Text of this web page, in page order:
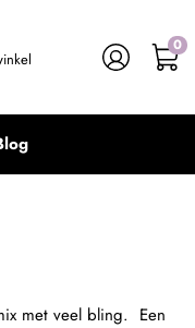
0
+ In winkelwagen
met veel bling. Een